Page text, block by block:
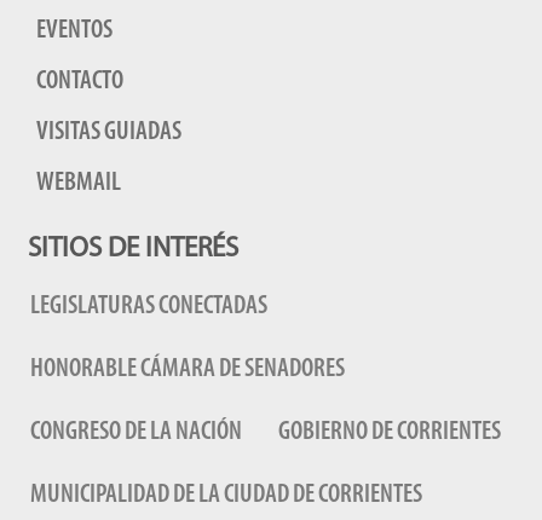
EVENTOS
CONTACTO
VISITAS GUIADAS
WEBMAIL
SITIOS DE INTERÉS
LEGISLATURAS CONECTADAS
HONORABLE CÁMARA DE SENADORES
CONGRESO DE LA NACIÓN GOBIERNO DE CORRIENTES
MUNICIPALIDAD DE LA CIUDAD DE CORRIENTES